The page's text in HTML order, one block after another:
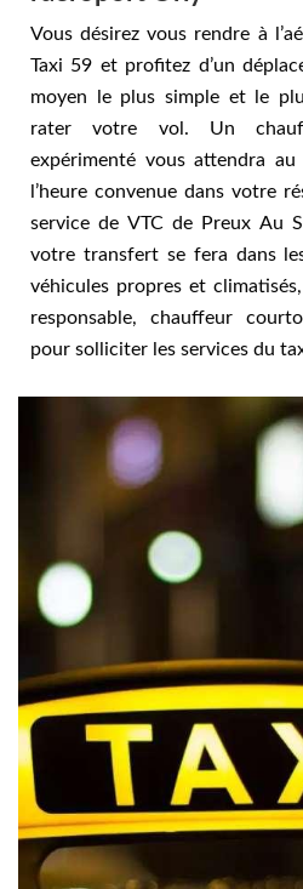
Vous désirez vous rendre à
Taxi 59 et profitez d’un
moyen le plus simple et le
rater votre vol. Un
expérimenté vous attendra
l’heure convenue dans votre
service de VTC de Preux Au
votre transfert se fera dans
véhicules propres et
responsable, chauffeur
pour solliciter les services du